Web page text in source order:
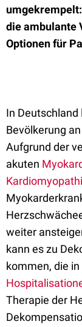
die ambulante
Optionen für
In Deutschland
Bevölkerung
Aufgrund der
akuten
weiter
kann es zu
kommen, die in
Therapie der